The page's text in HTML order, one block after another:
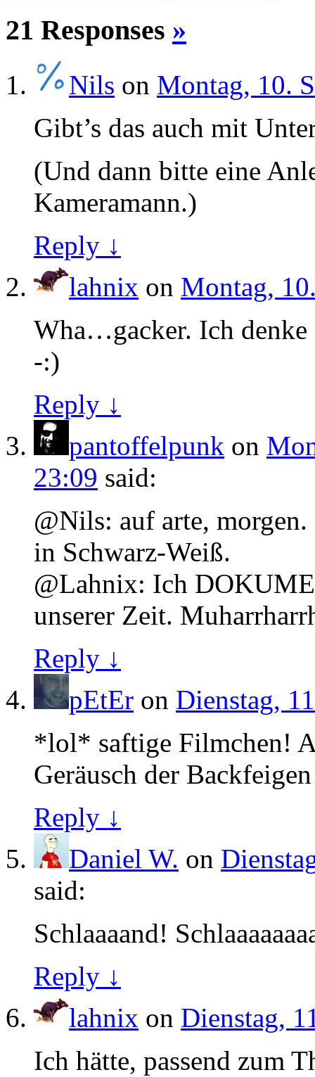
21 Responses »
Nils on Montag, 10.
Gibt’s das auch mit
(Und dann bitte eine
Kameramann.)
Reply ↓
lahnix on Montag,
Wha…gacker. Ich denke
-:)
Reply ↓
pantoffelpunk on
23:09 said:
@Nils: auf arte,
in Schwarz-Weiß.
@Lahnix: Ich
unserer Zeit.
Reply ↓
pEtEr on Dienstag,
*lol* saftige Filmchen!
Geräusch der
Reply ↓
Daniel W. on
said:
Schlaaaand!
Reply ↓
lahnix on Dienstag,
Ich hätte, passend zum